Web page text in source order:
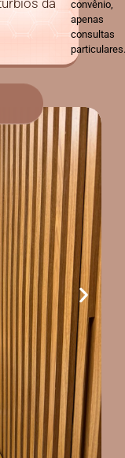
da
convênio,
apenas
consultas
particulares.